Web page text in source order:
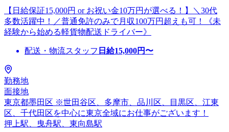
【日給保証15,000円 or お祝い金10万円が選べる！】＼30代
多数活躍中！／普通免許のみで月収100万円超えも可！《未
経験から始める軽貨物配送ドライバー》
配送・物流スタッフ 日給15,000円〜
勤務地
面接地
東京都墨田区 ※世田谷区、多摩市、品川区、目黒区、江東
区、千代田区を中心に東京全域にお仕事がございます！
押上駅、曳舟駅、東向島駅